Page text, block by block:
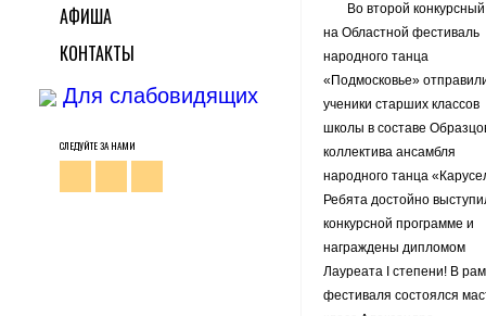
АФИША
КОНТАКТЫ
Для слабовидящих
СЛЕДУЙТЕ ЗА НАМИ
Во второй
на Областной фестиваль
народного танца
«Подмосковье»
ученики старших классов
школы в составе
коллектива ансамбля
народного танца
Ребята достойно
конкурсной программе и
награждены дипломом
Лауреата I степени! В
фестиваля состоялся